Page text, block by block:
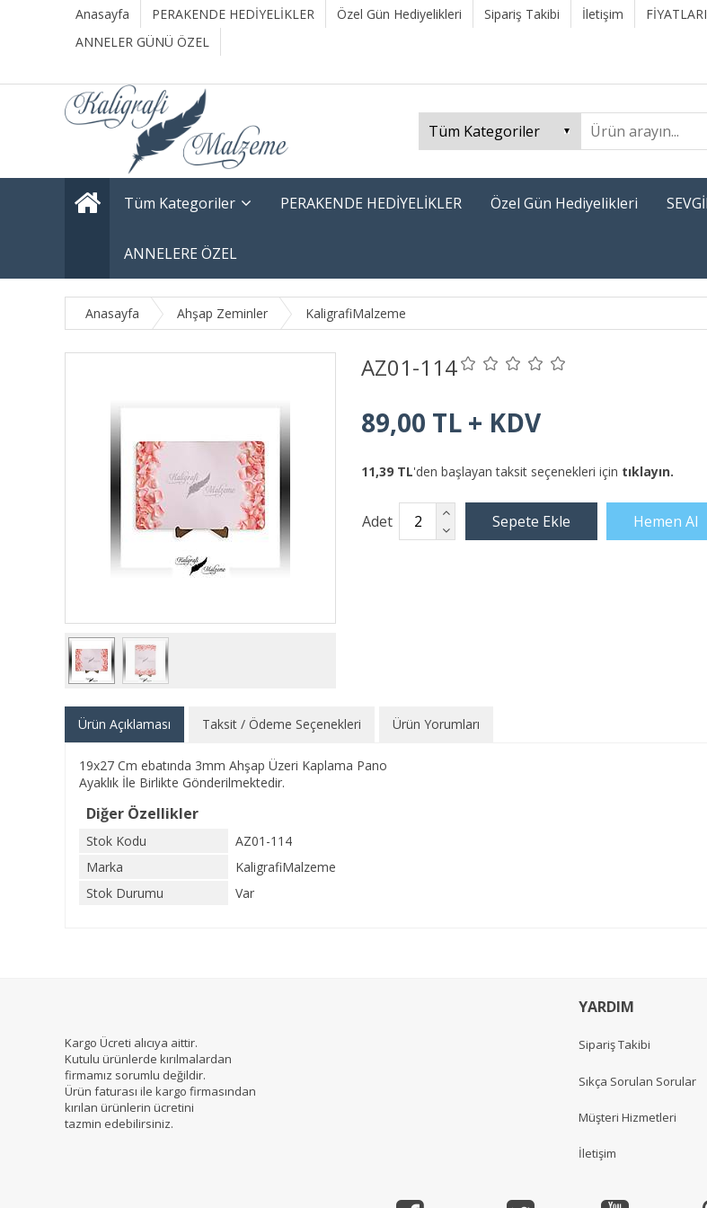
Anasayfa PERAKENDE HEDİYELİKLER Özel Gün Hediyelikleri Sipariş Takibi İletişim
ANNELER GÜNÜ ÖZEL
Tüm Kategoriler PERAKENDE HEDİYELİKLER Özel Gün Hediyelikleri
ANNELERE ÖZEL
Anasayfa Ahşap Zeminler KaligrafiMalzeme
AZ01-114
89,00 TL + KDV
11,39 TL'den başlayan taksit seçenekleri için tıklayın.
Adet
Ürün Açıklaması Taksit / Ödeme Seçenekleri Ürün Yorumları
19x27 Cm ebatında 3mm Ahşap Üzeri Kaplama Pano
Ayaklık İle Birlikte Gönderilmektedir.
Diğer Özellikler
Stok Kodu
AZ01-114
Marka
KaligrafiMalzeme
Stok Durumu
Var
Kargo Ücreti alıcıya aittir.
Kutulu ürünlerde kırılmalardan
firmamız sorumlu değildir.
Ürün faturası ile kargo firmasından
kırılan ürünlerin ücretini
tazmin edebilirsiniz.
YARDIM
Sipariş Takibi
Sıkça Sorulan Sorular
Müşteri Hizmetleri
İletişim